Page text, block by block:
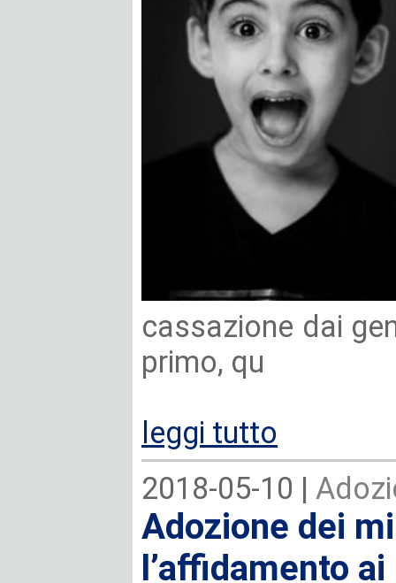
cassazione dai
primo, qu
leggi tutto
2018-05-10 |
Adozione dei
l’affidamento